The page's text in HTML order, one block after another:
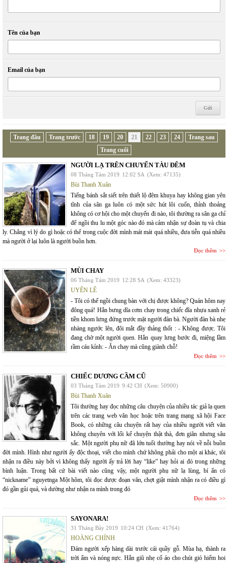
Tên của bạn
Email của bạn
Trang đầu Trang trước 18 19 20 21 22 23 24
Trang sau
Trang cuối
NGƯỜI LẠ TRÊN CHUYẾN TÀU ĐÊM
08 Tháng Tám 2019 12:02 SA (Xem: 47135)
Bùi Thanh Xuân
Tiếng bánh sắt siết trên thiết lộ đêm khuya hay không gian yên
tĩnh của sân ga luôn có một sức hút lôi cuốn, thỉnh thoảng
không có cơ hội cho một chuyến đi nào, tôi thường ra sân ga chỉ
để ngồi thu lu một góc nào đó mà cảm nhận sự đoàn tụ và chia
ly. Chẳng vì lý do gì hoặc có thể trong cuộc đời mình mát mát quá nhiều, đưa tiễn quá nhiều
mà người ở lại luôn là người buồn hơn.
Đọc thêm
MÙI CHAY
06 Tháng Tám 2019 12:28 SA (Xem: 43323)
UYÊN LÊ
- Tôi có thể ngồi chung bàn với chị được không? Quán hôm nay
đông quá! Hắn bưng dĩa cơm chay trong chiếc đĩa nhựa xanh rẻ
tiền khom lưng đứng trước mặt người đàn bà. Người đàn bà nhẹ
nhàng ngước lên, đôi mắt đầy thảng thốt : - Không được. Tôi
đang chờ một người quen. Hắn quay lưng bước đi, miệng lầm
rầm cáu kỉnh: - Ăn chay mà cũng giành chỗ!
Đọc thêm
CHIẾC DƯƠNG CẦM CŨ
03 Tháng Tám 2019 9:42 CH (Xem: 50900)
Bùi Thanh Xuân
Tôi thường hay đọc những câu chuyện của nhiều tác giả lạ quen
trên các trang web văn học hoặc trên trang mạng xã hội Face
Book, có những câu chuyện rất hay của nhiều người viết văn
không chuyên với lối kể chuyện thật thà, đơn giãn nhưng sâu
sắc. Một người phụ nữ đã lớn tuổi thường hay nói về nỗi buồn
đời mình. Hình như người ấy độc thoại, viết cho mình chứ không phải cho một ai khác, tôi
nhận ra điều này bởi vì không thấy người ấy trả lời hay “like” hay hỏi ai đó trong những
bình luận. Trong bất cứ bài viết nào cũng vậy, một người phụ nữ lạ lùng, bí ẩn có
“nickname” nguyetnga Một hôm, tôi đọc được đoạn văn, chợt giật mình nhận ra có điều gì
đó gần gủi quá, và dường như nhận ra mình trong đó
Đọc thêm
SAYONARA!
31 Tháng Bảy 2019 10:24 CH (Xem: 41764)
HOÀNG CHÍNH
Đám người xếp hàng dài trước cái quầy gỗ. Mùa hạ, thành ra
trời ẩm và nóng nực. Hắn giũ nhẹ cổ áo cho chút gió hiếm hoi